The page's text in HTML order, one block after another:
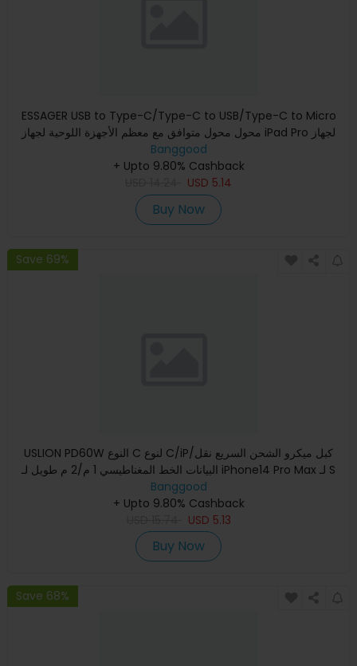
ESSAGER USB to Type-C/Type-C to USB/Type-C to Micro
محول محول متوافق مع معظم الأجهزة اللوحية لجهاز iPad Pro لجهاز
Samsun
Banggood
+ Upto 9.80% Cashback
USD 5.14
Buy Now
Save 69%
USLION PD60W النوع C لنوع C/iP/كبل ميكرو الشحن السريع نقل
البيانات الخط المغناطيسي 1 م/2 م طويل لـ iPhone14 Pro Max لـ S
Banggood
+ Upto 9.80% Cashback
USD 5.13
Buy Now
Save 68%